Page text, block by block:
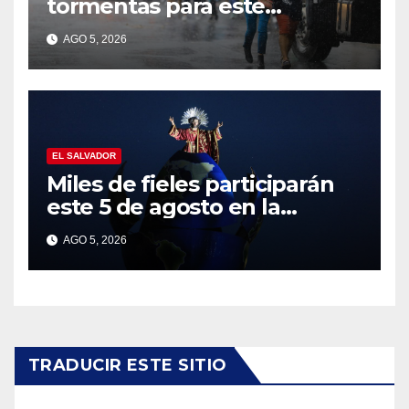
tormentas para este
miércoles por influencia de
una onda tropical
AGO 5, 2026
EL SALVADOR
Miles de fieles participarán
este 5 de agosto en la
tradicional Bajada del Divino
Salvador del Mundo
AGO 5, 2026
TRADUCIR ESTE SITIO